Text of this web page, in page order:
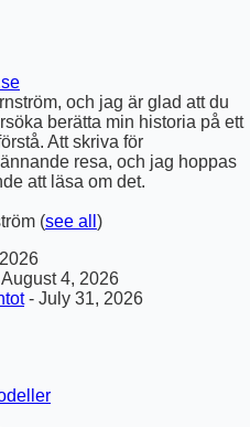
och jag är glad att du
berätta min historia på ett
Att skriva för
resa, och jag hoppas
att läsa om det.
(see all )
4, 2026
- July 31, 2026